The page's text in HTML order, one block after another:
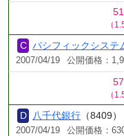
（
パシフィックシステ
2007/04/19 公開価格：
（
八千代銀行 （8409）
2007/04/19 公開価格：